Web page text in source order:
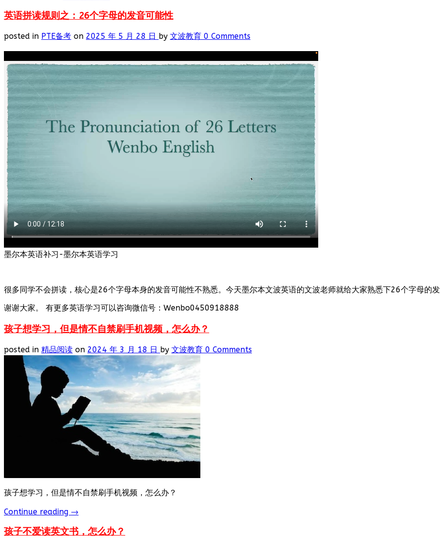
英语拼读规则之：26个字母的发音可能性
posted in PTE备考 on 2025 年 5 月 28 日 by 文波教育 0 Comments
墨尔本英语补习-墨尔本英语学习
很多同学不会拼读，核心是26个字母本身的发音可能性不熟悉。今天墨尔本文波英语的文波老师就给大家熟悉下26个字母的发
谢谢大家。 有更多英语学习可以咨询微信号：Wenbo0450918888
孩子想学习，但是情不自禁刷手机视频，怎么办？
posted in 精品阅读 on 2024 年 3 月 18 日 by 文波教育 0 Comments
孩子想学习，但是情不自禁刷手机视频，怎么办？
Continue reading →
孩子不爱读英文书，怎么办？